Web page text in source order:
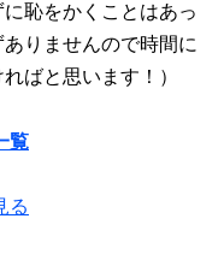
恥をかくことはあっ
りませんので時間に
ばと思います！）
覧
る